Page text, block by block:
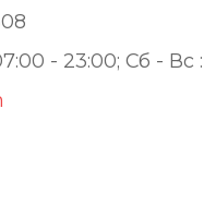
- 23:00; Сб - Вс